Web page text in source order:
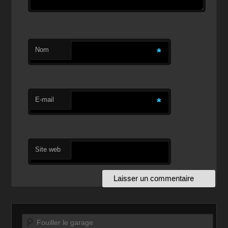
Nom *
E-mail *
Site web
Recherche